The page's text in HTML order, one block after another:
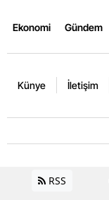
Ekonomi Gündem
Künye İletişim
RSS